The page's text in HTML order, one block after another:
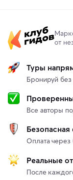
от
Туры
Бронируй
Все авторы
Безопасная
Оплата через
Реальные
После